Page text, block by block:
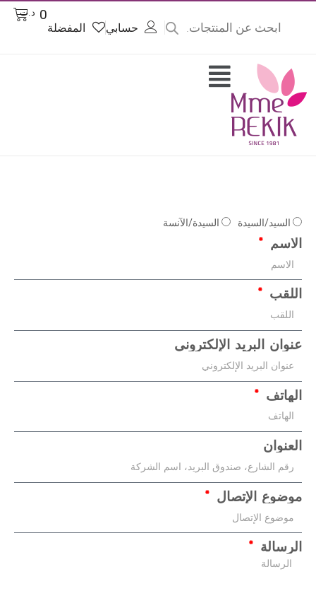
Products
حسابي المفضلة
0 د.تCart
Flyout
Menu
السيد/السيدة السيدة/الآنسة
الاسم
اللقب
عنوان البريد الإلكتروني
الهاتف
العنوان
موضوع الإتصال
الرسالة